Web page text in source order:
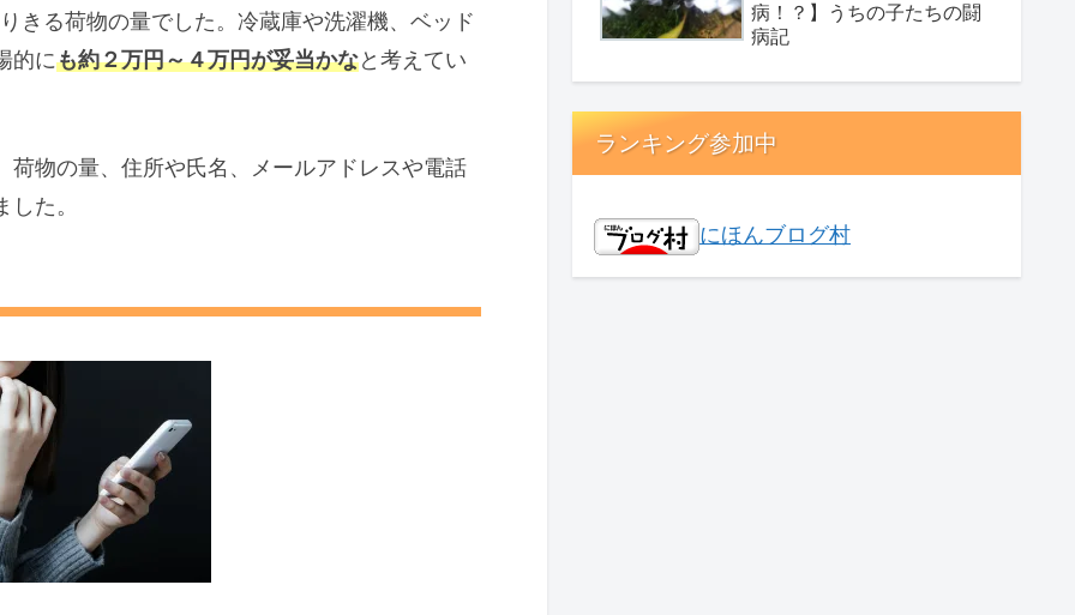
きる荷物の量でした。冷蔵庫や洗濯機、ベッド
的にも約２万円～４万円が妥当かなと考えてい
物の量、住所や氏名、メールアドレスや電話
た。
病！？】うちの子たちの闘
病記
ランキング参加中
にほんブログ村